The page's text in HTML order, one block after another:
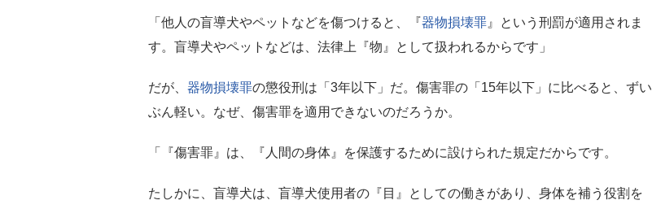
「他人の盲導犬やペットなどを傷つけると、『器物損壊罪 』という刑罰が適用されま
す。盲導犬やペットなどは、法律上『物』として扱われるからです」
だが、 器物損壊罪の懲役刑は「3年以下」だ。傷害罪の「15年以下」に比べると、ずい
ぶん軽い。なぜ、傷害罪を適用できないのだろうか。
「『傷害罪』は、『人間の身体』を保護するために設けられた規定だからです。
たしかに、盲導犬は、盲導犬使用者の『目』としての働きがあり、身体を補う役割を